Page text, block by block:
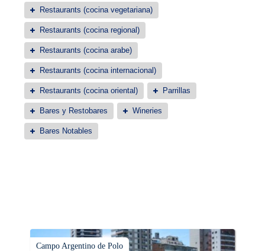
Restaurants (cocina vegetariana)
Restaurants (cocina regional)
Restaurants (cocina arabe)
Restaurants (cocina internacional)
Restaurants (cocina oriental) Parrillas
Bares y Restobares Wineries
Bares Notables
Campo Argentino de Polo